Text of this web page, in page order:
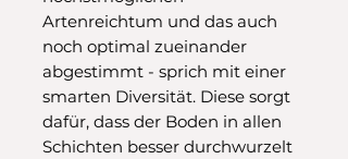
Artenreichtum und das auch
noch optimal zueinander
abgestimmt - sprich mit einer
smarten Diversität. Diese sorgt
dafür, dass der Boden in allen
Schichten besser durchwurzelt